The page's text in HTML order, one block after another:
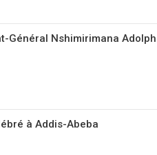
Général Nshimirimana
à Addis-Abeba